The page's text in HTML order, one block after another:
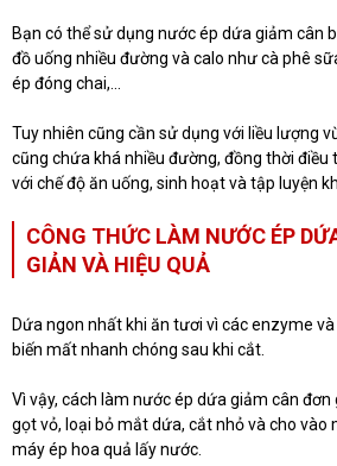
Bạn có thể sử dụng nước ép dứa giảm cân
đồ uống nhiều đường và calo như cà phê
ép đóng chai,...
Tuy nhiên cũng cần sử dụng với liều lượng
cũng chứa khá nhiều đường, đồng thời điều
với chế độ ăn uống, sinh hoạt và tập luyện
CÔNG THỨC LÀM NƯỚC ÉP
GIẢN VÀ HIỆU QUẢ
Dứa ngon nhất khi ăn tươi vì các enzyme
biến mất nhanh chóng sau khi cắt.
Vì vậy, cách làm nước ép dứa giảm cân
gọt vỏ, loại bỏ mắt dứa, cắt nhỏ và cho vào
máy ép hoa quả lấy nước.